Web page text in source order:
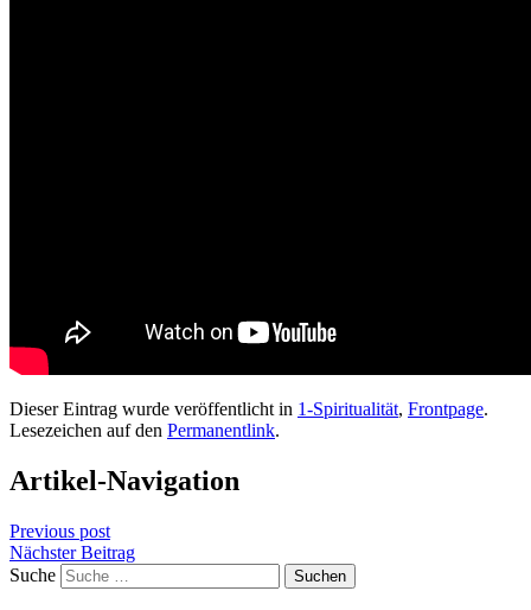
Dieser Eintrag wurde veröffentlicht in 1-Spiritualität, Frontpage.
Lesezeichen auf den Permanentlink.
Artikel-Navigation
Previous post
Nächster Beitrag
Suche